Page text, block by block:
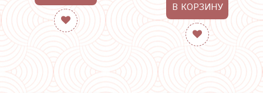
В КОРЗИНУ